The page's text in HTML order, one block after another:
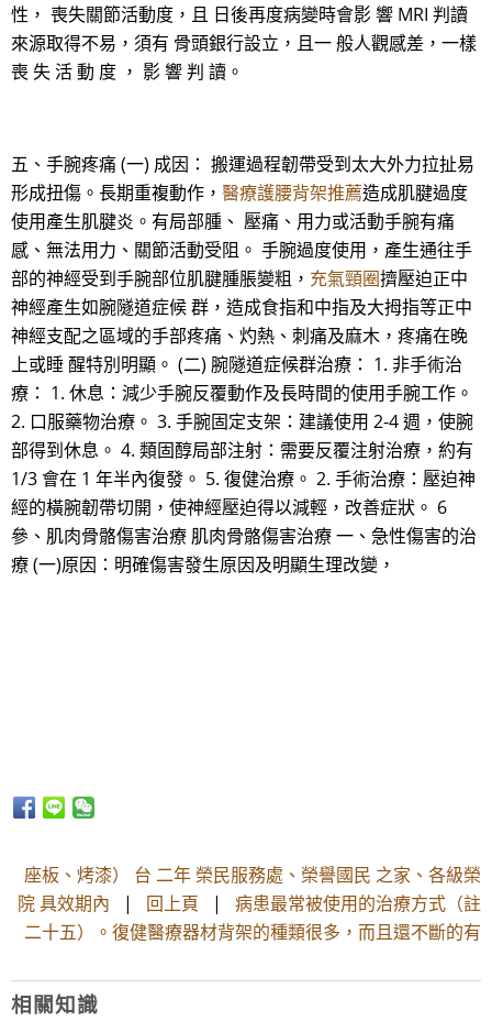
性， 喪失關節活動度，且 日後再度病變時會影 響 MRI 判讀
來源取得不易，須有 骨頭銀行設立，且一 般人觀感差，一樣
喪 失 活 動 度 ， 影 響 判 讀。
五、手腕疼痛 (一) 成因： 搬運過程韌帶受到太大外力拉扯易
形成扭傷。長期重複動作， 醫療護腰背架推薦造成肌腱過度
使用產生肌腱炎。有局部腫、 壓痛、用力或活動手腕有痛
感、無法用力、關節活動受阻。 手腕過度使用，產生通往手
部的神經受到手腕部位肌腱腫脹變粗， 充氣頸圈擠壓迫正中
神經產生如腕隧道症候 群，造成食指和中指及大拇指等正中
神經支配之區域的手部疼痛、灼熱、刺痛及麻木，疼痛在晚
上或睡 醒特別明顯。 (二) 腕隧道症候群治療： 1. 非手術治
療： 1. 休息：減少手腕反覆動作及長時間的使用手腕工作。
2. 口服藥物治療。 3. 手腕固定支架：建議使用 2-4 週，使腕
部得到休息。 4. 類固醇局部注射：需要反覆注射治療，約有
1/3 會在 1 年半內復發。 5. 復健治療。 2. 手術治療：壓迫神
經的橫腕韌帶切開，使神經壓迫得以減輕，改善症狀。 6
參、肌肉骨骼傷害治療 肌肉骨骼傷害治療 一、急性傷害的治
療 (一)原因：明確傷害發生原因及明顯生理改變，
座板、烤漆） 台 二年 榮民服務處、榮譽國民 之家、各級榮
院 具效期內 | 回上頁 | 病患最常被使用的治療方式（註
二十五）。復健醫療器材背架的種類很多，而且還不斷的有
相關知識